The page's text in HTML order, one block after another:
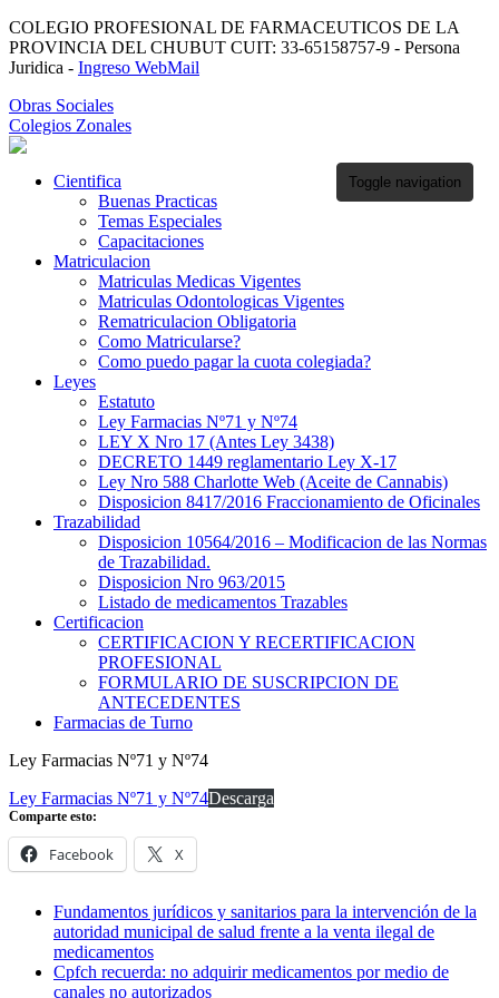
COLEGIO PROFESIONAL DE FARMACEUTICOS DE LA
PROVINCIA DEL CHUBUT CUIT: 33-65158757-9 - Persona
Juridica - Ingreso WebMail
Obras Sociales
Colegios Zonales
Toggle navigation
Cientifica
Buenas Practicas
Temas Especiales
Capacitaciones
Matriculacion
Matriculas Medicas Vigentes
Matriculas Odontologicas Vigentes
Rematriculacion Obligatoria
Como Matricularse?
Como puedo pagar la cuota colegiada?
Leyes
Estatuto
Ley Farmacias Nº71 y Nº74
LEY X Nro 17 (Antes Ley 3438)
DECRETO 1449 reglamentario Ley X-17
Ley Nro 588 Charlotte Web (Aceite de Cannabis)
Disposicion 8417/2016 Fraccionamiento de Oficinales
Trazabilidad
Disposicion 10564/2016 – Modificacion de las Normas
de Trazabilidad.
Disposicion Nro 963/2015
Listado de medicamentos Trazables
Certificacion
CERTIFICACION Y RECERTIFICACION
PROFESIONAL
FORMULARIO DE SUSCRIPCION DE
ANTECEDENTES
Farmacias de Turno
Ley Farmacias Nº71 y Nº74
Ley Farmacias Nº71 y Nº74Descarga
Comparte esto:
Facebook X
Fundamentos jurídicos y sanitarios para la intervención de la
autoridad municipal de salud frente a la venta ilegal de
medicamentos
Cpfch recuerda: no adquirir medicamentos por medio de
canales no autorizados